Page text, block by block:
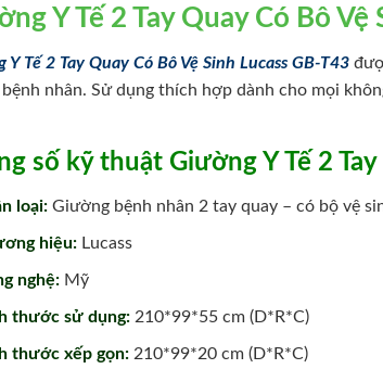
Y Tế 2 Tay Quay Có Bô Vệ
Y Tế 2 Tay Quay Có Bô Vệ Sinh Lucass GB-T43
nhân. Sử dụng thích hợp dành cho mọi
số kỹ thuật Giường Y Tế 2
loại:Giường bệnh nhân 2 tay quay – có bộ vệ
hiệu:Lucass
nghệ:Mỹ
thước sử dụng:210*99*55 cm (D*R*C)
thước xếp gọn:210*99*20 cm (D*R*C)